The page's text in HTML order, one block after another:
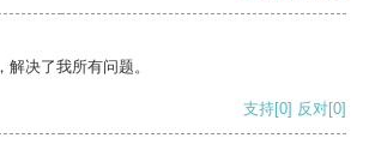
决了我所有问题。
支持[0] 反对[0]